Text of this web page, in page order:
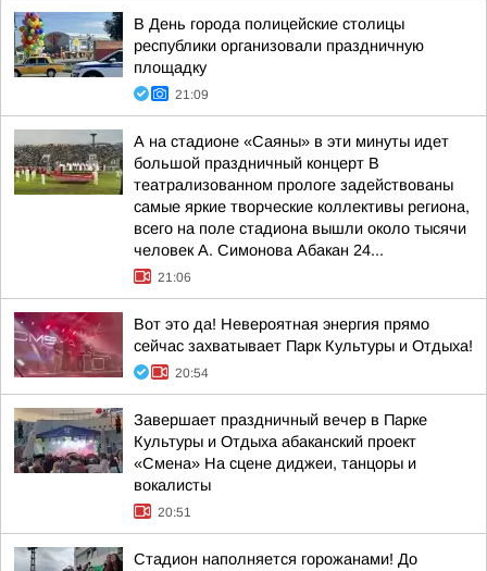
В День города полицейские столицы
республики организовали праздничную
площадку
21:09
А на стадионе «Саяны» в эти минуты идет
большой праздничный концерт В
театрализованном прологе задействованы
самые яркие творческие коллективы региона,
всего на поле стадиона вышли около тысячи
человек А. Симонова Абакан 24...
21:06
Вот это да! Невероятная энергия прямо
сейчас захватывает Парк Культуры и Отдыха!
20:54
Завершает праздничный вечер в Парке
Культуры и Отдыха абаканский проект
«Смена» На сцене диджеи, танцоры и
вокалисты
20:51
Стадион наполняется горожанами! До